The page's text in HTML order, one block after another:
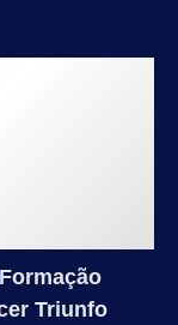
Triunfo